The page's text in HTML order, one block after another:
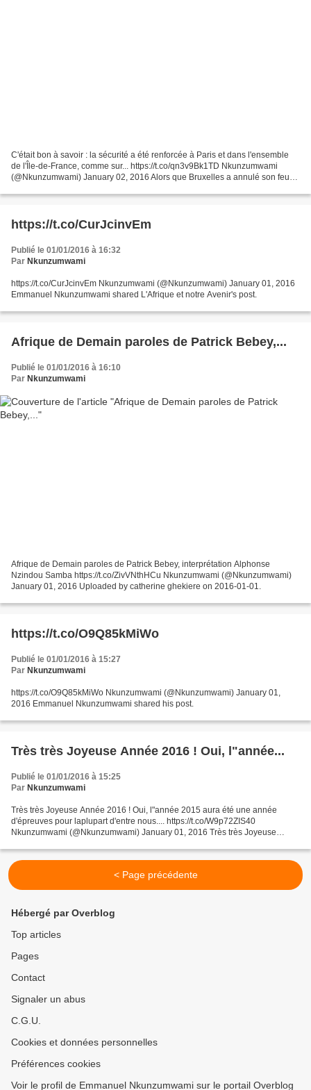
C'était bon à savoir : la sécurité a été renforcée à Paris et dans l'ensemble
de l'Île-de-France, comme sur... https://t.co/qn3v9Bk1TD Nkunzumwami
(@Nkunzumwami) January 02, 2016 Alors que Bruxelles a annulé son feu
https://t.co/CurJcinvEm
Publié le 01/01/2016 à 16:32
Par Nkunzumwami
https://t.co/CurJcinvEm Nkunzumwami (@Nkunzumwami) January 01, 2016
Emmanuel Nkunzumwami shared L'Afrique et notre Avenir's post.
Afrique de Demain paroles de Patrick Bebey,...
Publié le 01/01/2016 à 16:10
Par Nkunzumwami
Afrique de Demain paroles de Patrick Bebey, interprétation Alphonse
Nzindou Samba https://t.co/ZivVNthHCu Nkunzumwami (@Nkunzumwami)
January 01, 2016 Uploaded by catherine ghekiere on 2016-01-01.
https://t.co/O9Q85kMiWo
Publié le 01/01/2016 à 15:27
Par Nkunzumwami
https://t.co/O9Q85kMiWo Nkunzumwami (@Nkunzumwami) January 01,
2016 Emmanuel Nkunzumwami shared his post.
Très très Joyeuse Année 2016 ! Oui, l"année...
Publié le 01/01/2016 à 15:25
Par Nkunzumwami
Très très Joyeuse Année 2016 ! Oui, l"année 2015 aura été une année
d'épreuves pour laplupart d'entre nous.... https://t.co/W9p72ZIS40
Nkunzumwami (@Nkunzumwami) January 01, 2016 Très très Joyeuse
< Page précédente
Hébergé par Overblog
Top articles
Pages
Contact
Signaler un abus
C.G.U.
Cookies et données personnelles
Préférences cookies
Voir le profil de Emmanuel Nkunzumwami sur le portail Overblog